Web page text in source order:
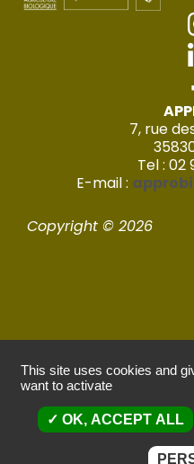
7, rue
Tel : 02
E-mail :
Copyright © 2026
Politique
This site uses cookies and
want to activate
OK, ACCEPT ALL